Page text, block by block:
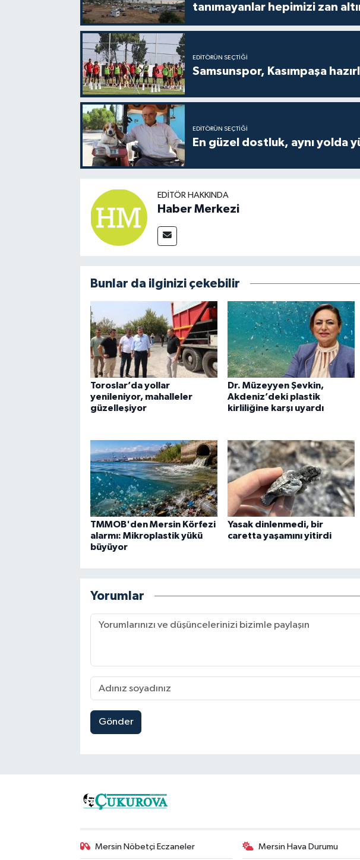
tanımayanlar hepimizi zan
EDITÖRÜN SEÇTIĞI
Samsunspor, Kasımpaşa
EDITÖRÜN SEÇTIĞI
En güzel dostluk, aynı yolda
EDITÖR HAKKINDA
Haber Merkezi
Bunlar da ilginizi çekebilir
Toroslar’da yollar
yenileniyor, mahalleler
güzelleşiyor
Dr. Müzeyyen Şevkin,
Akdeniz’deki plastik
kirliliğine karşı uyardı
TMMOB'den Mersin Körfezi
alarmı: Mikroplastik yükü
büyüyor
Yasak dinlenmedi, bir
caretta yaşamını yitirdi
Yorumlar
Gönder
Mersin Nöbetçi Eczaneler Mersin Hava Durumu